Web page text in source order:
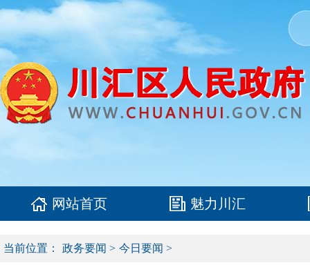
网站首页 魅力川汇
当前位置： 政务要闻 > 今日要闻 >